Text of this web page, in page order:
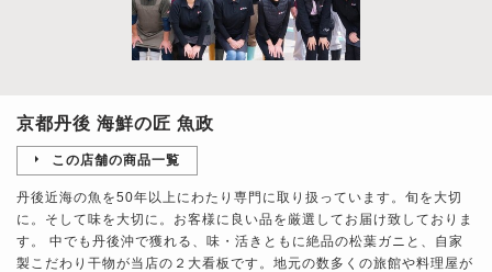
京都丹後 海鮮の匠 魚政
この店舗の商品一覧
丹後近海の魚を50年以上にわたり専門に取り扱っています。旬を大切
に。そして味を大切に。お客様に良い品を厳選してお届け致しておりま
す。 中でも丹後沖で獲れる、味・活きともに絶品の松葉ガニと、自家
製こだわり干物が当店の２大看板です。地元の数多くの旅館や料理屋が